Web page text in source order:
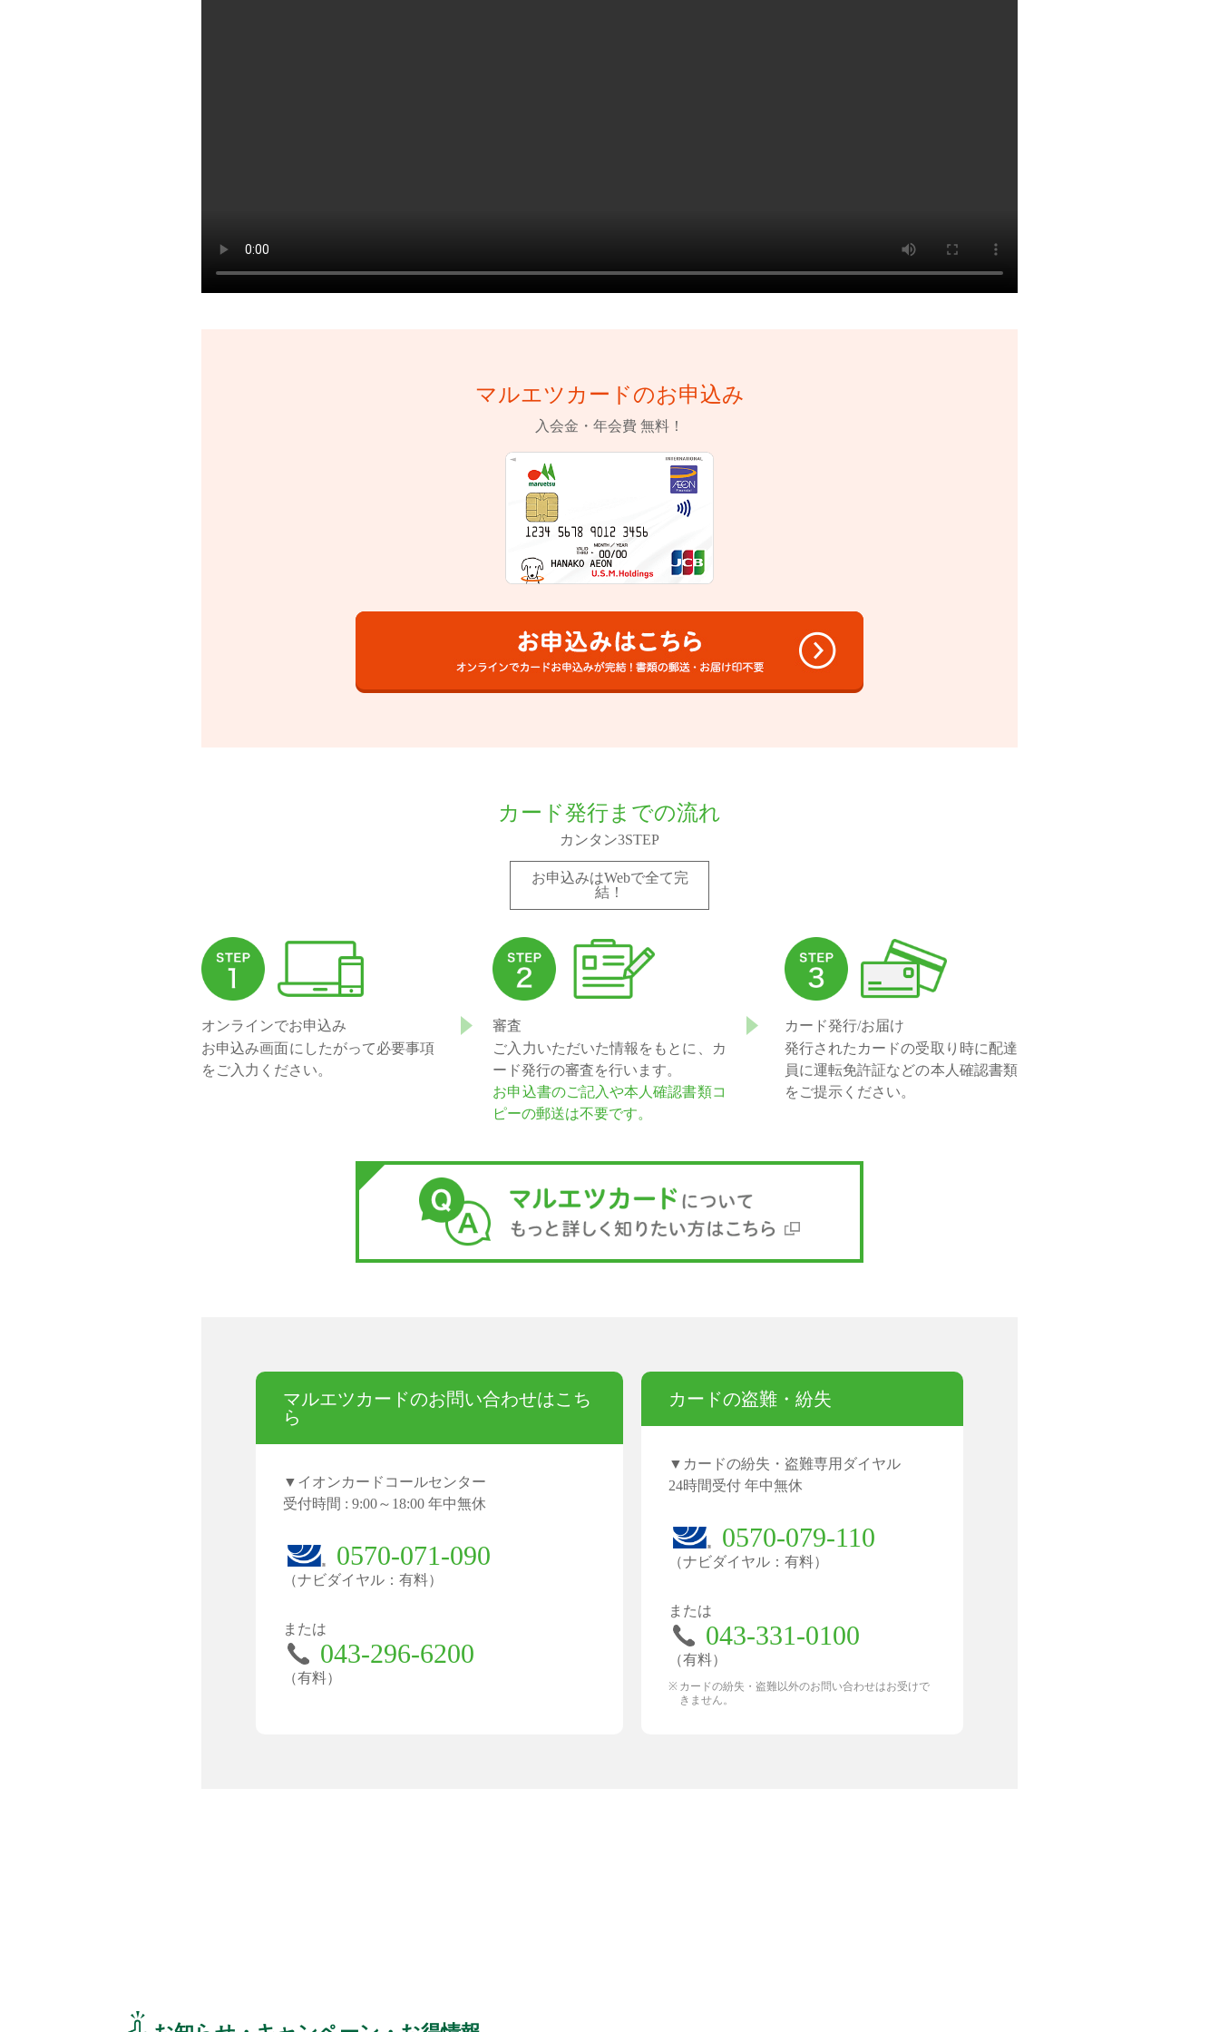
マルエツカードのお申込み
入会金・年会費 無料！
カード発行までの流れ
カンタン3STEP
お申込みはWebで全て完
結！
オンラインでお申込み
お申込み画面にしたがって必要事項
をご入力ください。
審査
ご入力いただいた情報をもとに、カ
ード発行の審査を行います。
お申込書のご記入や本人確認書類コ
ピーの郵送は不要です。
カード発行/お届け
発行されたカードの受取り時に配達
員に運転免許証などの本人確認書類
をご提示ください。
マルエツカードのお問い合わせはこち
ら
イオンカードコールセンター
受付時間 : 9:00～18:00 年中無休
0570-071-090
（ナビダイヤル：有料）
または
043-296-6200
（有料）
カードの盗難・紛失
カードの紛失・盗難専用ダイヤル
24時間受付 年中無休
0570-079-110
（ナビダイヤル：有料）
または
043-331-0100
（有料）
カードの紛失・盗難以外のお問い合わせはお受けで
きません。